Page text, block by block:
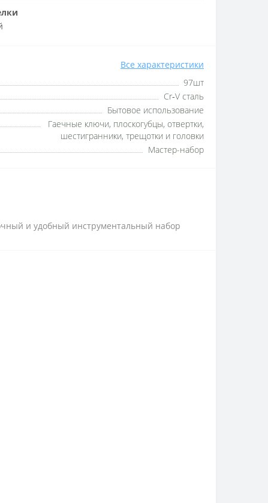
Все характеристики
97шт
Cr‑V сталь
Бытовое использование
Гаечные ключи, плоскогубцы, отвертки,
шестигранники, трещотки и головки
Мастер-набор
и удобный инструментальный набор